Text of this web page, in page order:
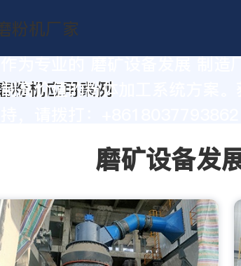
制高价值的粉体加工系统方案。
磨矿设备发